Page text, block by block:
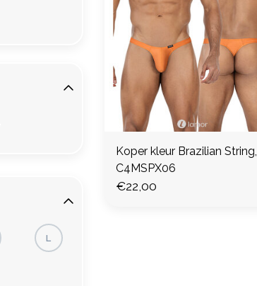
Koper kleur Brazilian String,
C4MSPX06
€22,00
L